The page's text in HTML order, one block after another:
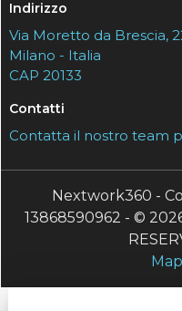
Indirizzo
Via Moretto da Brescia,
Milano - Italia
CAP 20133
Contatti
Contatta il nostro team
Nextwork360 -
13868590962 - ©